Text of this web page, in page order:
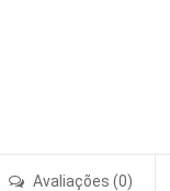
Avaliações (0)